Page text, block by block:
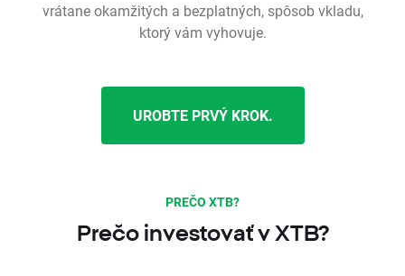
vrátane okamžitých a bezplatných, spôsob vkladu,
ktorý vám vyhovuje.
UROBTE PRVÝ KROK.
PREČO XTB?
Prečo investovať v XTB?